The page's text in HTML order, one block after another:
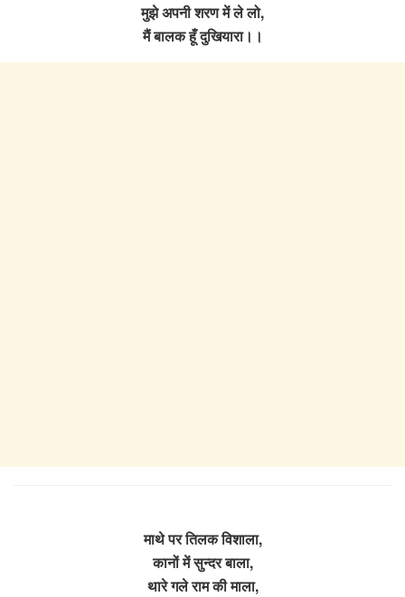
मुझे अपनी शरण में ले लो,
मैं बालक हूँ दुखियारा।।
माथे पर तिलक विशाला,
कानों में सुन्दर बाला,
थारे गले राम की माला,